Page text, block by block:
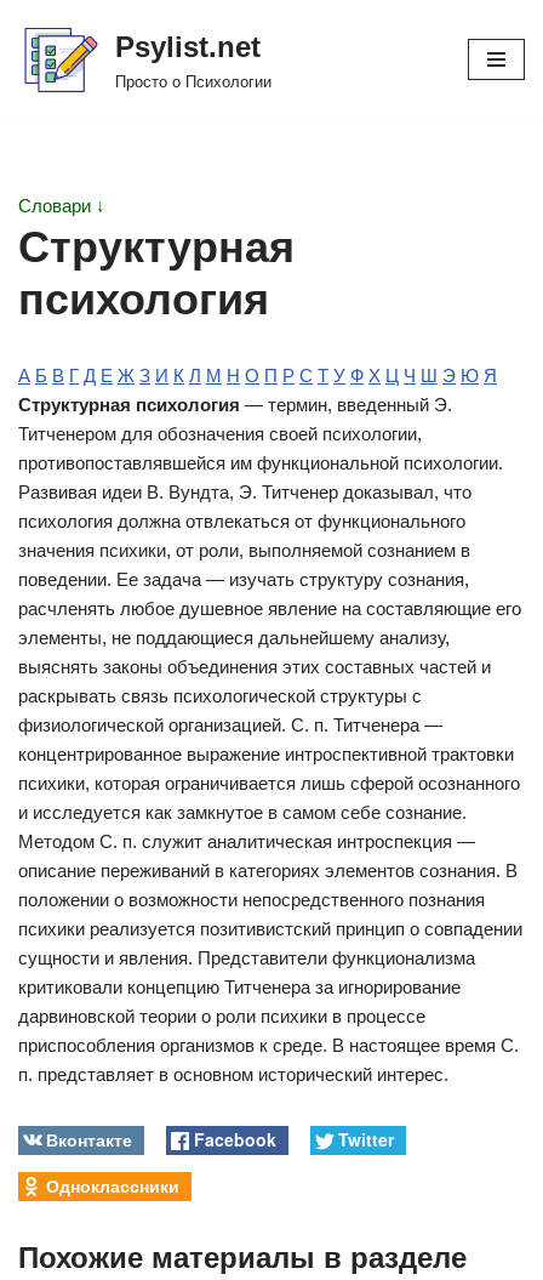
Перейти
Psylist.net
Просто о Психологии
Словари ↓
Структурная
психология
А Б В Г Д Е Ж З И К Л М Н О П Р С Т У Ф Х Ц Ч Ш Э Ю Я
Структурная психология — термин, введенный Э.
Титченером для обозначения своей психологии,
противопоставлявшейся им функциональной психологии.
Развивая идеи В. Вундта, Э. Титченер доказывал, что
психология должна отвлекаться от функционального
значения психики, от роли, выполняемой сознанием в
поведении. Ее задача — изучать структуру сознания,
расчленять любое душевное явление на составляющие его
элементы, не поддающиеся дальнейшему анализу,
выяснять законы объединения этих составных частей и
раскрывать связь психологической структуры с
физиологической организацией. С. п. Титченера —
концентрированное выражение интроспективной трактовки
психики, которая ограничивается лишь сферой осознанного
и исследуется как замкнутое в самом себе сознание.
Методом С. п. служит аналитическая интроспекция —
описание переживаний в категориях элементов сознания. В
положении о возможности непосредственного познания
психики реализуется позитивистский принцип о совпадении
сущности и явления. Представители функционализма
критиковали концепцию Титченера за игнорирование
дарвиновской теории о роли психики в процессе
приспособления организмов к среде. В настоящее время С.
п. представляет в основном исторический интерес.
Вконтакте Facebook
Twitter
Одноклассники
Похожие материалы в разделе